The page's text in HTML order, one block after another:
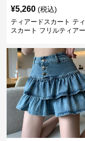
¥5,260 (税込)
ティアードスカート テ
スカート フリルティア